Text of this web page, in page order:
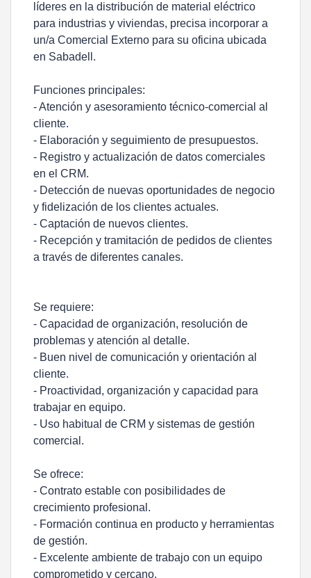
líderes en la distribución de material eléctrico
para industrias y viviendas, precisa incorporar a
un/a Comercial Externo para su oficina ubicada
en Sabadell.
Funciones principales:
- Atención y asesoramiento técnico-comercial al
cliente.
- Elaboración y seguimiento de presupuestos.
- Registro y actualización de datos comerciales
en el CRM.
- Detección de nuevas oportunidades de negocio
y fidelización de los clientes actuales.
- Captación de nuevos clientes.
- Recepción y tramitación de pedidos de clientes
a través de diferentes canales.
Se requiere:
- Capacidad de organización, resolución de
problemas y atención al detalle.
- Buen nivel de comunicación y orientación al
cliente.
- Proactividad, organización y capacidad para
trabajar en equipo.
- Uso habitual de CRM y sistemas de gestión
comercial.
Se ofrece:
- Contrato estable con posibilidades de
crecimiento profesional.
- Formación continua en producto y herramientas
de gestión.
- Excelente ambiente de trabajo con un equipo
comprometido y cercano.